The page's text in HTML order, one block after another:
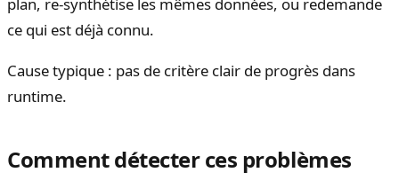
ce qui est déjà connu.
Cause typique : pas de critère clair de progrès dans
runtime.
Comment détecter ces problèmes